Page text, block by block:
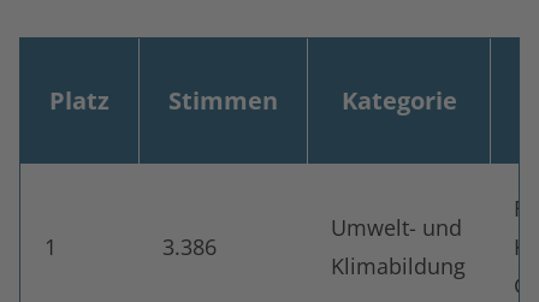
Platz Stimmen Kategorie
1 3.386
Umwelt- und
Klimabildung